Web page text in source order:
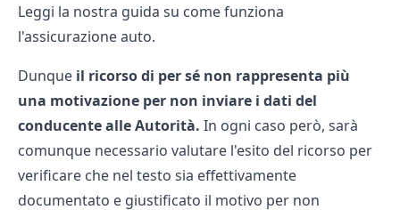
Leggi la nostra guida su come funziona
l'assicurazione auto.
Dunque il ricorso di per sé non rappresenta più
una motivazione per non inviare i dati del
conducente alle Autorità. In ogni caso però, sarà
comunque necessario valutare l'esito del ricorso per
verificare che nel testo sia effettivamente
documentato e giustificato il motivo per non